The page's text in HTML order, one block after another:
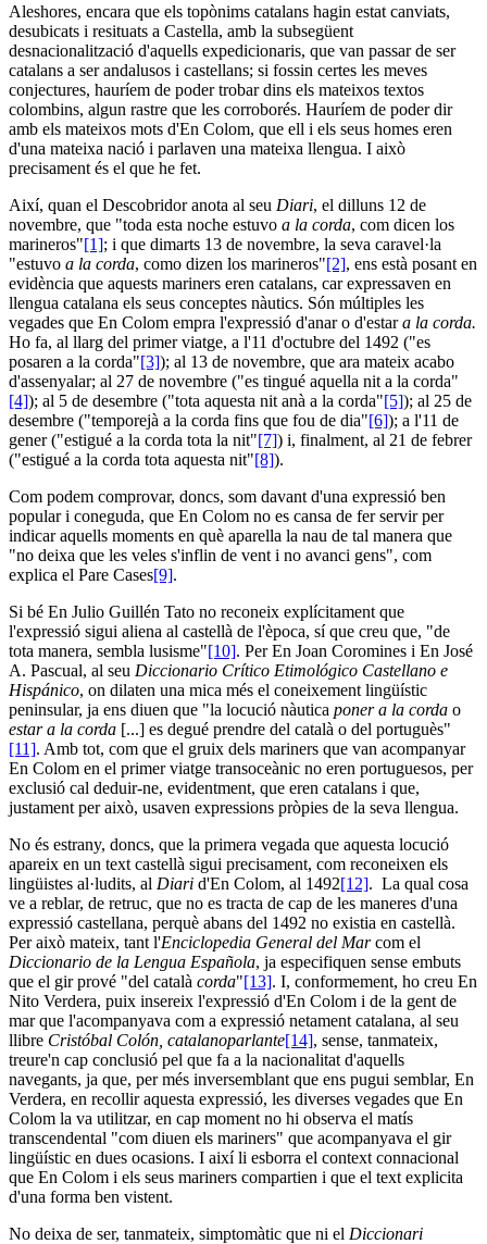
Aleshores, encara que els topònims catalans hagin estat canviats,
desubicats i resituats a Castella, amb la subsegüent
desnacionalització d'aquells expedicionaris, que van passar de ser
catalans a ser andalusos i castellans; si fossin certes les meves
conjectures, hauríem de poder trobar dins els mateixos textos
colombins, algun rastre que les corroborés. Hauríem de poder dir
amb els mateixos mots d'En Colom, que ell i els seus homes eren
d'una mateixa nació i parlaven una mateixa llengua. I això
precisament és el que he fet.
Així, quan el Descobridor anota al seu Diari, el dilluns 12 de
novembre, que "toda esta noche estuvo a la corda, com dicen los
marineros"[1]; i que dimarts 13 de novembre, la seva caravel·la
"estuvo a la corda, como dizen los marineros"[2], ens està posant en
evidència que aquests mariners eren catalans, car expressaven en
llengua catalana els seus conceptes nàutics. Són múltiples les
vegades que En Colom empra l'expressió d'anar o d'estara la corda.
Ho fa, al llarg del primer viatge, a l'11 d'octubre del 1492 ("es
posaren a la corda"[3]); al 13 de novembre, que ara mateix acabo
d'assenyalar; al 27 de novembre ("es tingué aquella nit a la corda"
[4]); al 5 de desembre ("tota aquesta nit anà a la corda"[5]); al 25 de
desembre ("temporejà a la corda fins que fou de dia"[6]); a l'11 de
gener ("estigué a la corda tota la nit"[7]) i, finalment, al 21 de febrer
("estigué a la corda tota aquesta nit"[8]).
Com podem comprovar, doncs, som davant d'una expressió ben
popular i coneguda, que En Colom no es cansa de fer servir per
indicar aquells moments en què aparella la nau de tal manera que
"no deixa que les veles s'inflin de vent i no avanci gens", com
explica el Pare Cases[9].
Si bé En Julio Guillén Tato no reconeix explícitament que
l'expressió sigui aliena al castellà de l'època, sí que creu que, "de
tota manera, sembla lusisme"[10]. Per En Joan Coromines i En José
A. Pascual, al seu Diccionario Crítico Etimológico Castellano e
Hispánico, on dilaten una mica més el coneixement lingüístic
peninsular, ja ens diuen que "la locució nàutica poner a la corda o
estar a la corda [...] es degué prendre del català o del portuguès"
[11]. Amb tot, com que el gruix dels mariners que van acompanyar
En Colom en el primer viatge transoceànic no eren portuguesos, per
exclusió cal deduir-ne, evidentment, que eren catalans i que,
justament per això, usaven expressions pròpies de la seva llengua.
No és estrany, doncs, que la primera vegada que aquesta locució
apareix en un text castellà sigui precisament, com reconeixen els
lingüistes al·ludits, al Diari d'En Colom, al 1492[12]. La qual cosa
ve a reblar, de retruc, que no es tracta de cap de les maneres d'una
expressió castellana, perquè abans del 1492 no existia en castellà.
Per això mateix, tant l'Enciclopedia General del Marcom el
Diccionario de la Lengua Española, ja especifiquen sense embuts
que el gir prové "del català corda"[13]. I, conformement, ho creu En
Nito Verdera, puix insereix l'expressió d'En Colom i de la gent de
mar que l'acompanyava com a expressió netament catalana, al seu
llibre Cristóbal Colón, catalanoparlante[14], sense, tanmateix,
treure'n cap conclusió pel que fa a la nacionalitat d'aquells
navegants, ja que, per més inversemblant que ens pugui semblar, En
Verdera, en recollir aquesta expressió, les diverses vegades que En
Colom la va utilitzar, en cap moment no hi observa el matís
transcendental "com diuen els mariners" que acompanyava el gir
lingüístic en dues ocasions. I així li esborra el context connacional
que En Colom i els seus mariners compartien i que el text explicita
d'una forma ben vistent.
No deixa de ser, tanmateix, simptomàtic que ni el Diccionari